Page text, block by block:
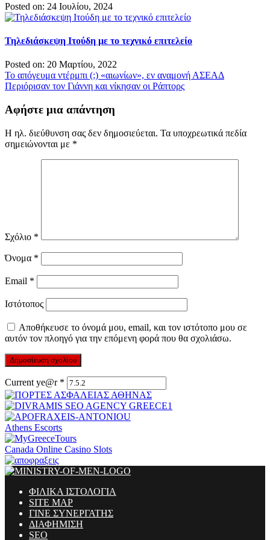
Posted on: 24 Ιουλίου, 2024
Τηλεδιάσκεψη Ιτούδη με το τεχνικό επιτελείο
Posted on: 20 Μαρτίου, 2022
Πλοήγηση
άρθρων
Το απόγευμα ντέρμπι (;) «αιωνίων», εν αναμονή ΑΣΕΑΔ
Περιόρισαν τον Γιάννη και νίκησαν οι Ράπτορς
Αφήστε μια απάντηση
Η ηλ. διεύθυνση σας δεν δημοσιεύεται. Τα υποχρεωτικά πεδία
σημειώνονται με *
Σχόλιο *
Όνομα *
Email *
Ιστότοπος
Αποθήκευσε το όνομά μου, email, και τον ιστότοπο μου σε
αυτόν τον πλοηγό για την επόμενη φορά που θα σχολιάσω.
Current ye@r *
Athens Escorts
Canada Online Casino Slots
ΦΙΛΙΚΑ ΙΣΤΟΛΟΓΙΑ
SITE MAP
ΓΙΝΕ ΣΥΝΕΡΓΑΤΗΣ
ΔΙΑΦΗΜΙΣΗ
SEO